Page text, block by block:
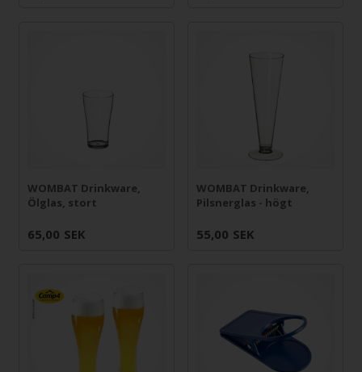
WOMBAT Drinkware,
Ölglas, stort
65,00 SEK
WOMBAT Drinkware,
Pilsnerglas - högt
55,00 SEK